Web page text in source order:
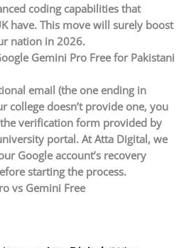
coding capabilities that
have. This move will surely boost
nation in 2026.
Gemini Pro Free for Pakistani
email (the one ending in
college doesn’t provide one, you
verification form provided by
portal. AtAtta Digital, we
Google account’s recovery
starting the process.
vs Gemini Free